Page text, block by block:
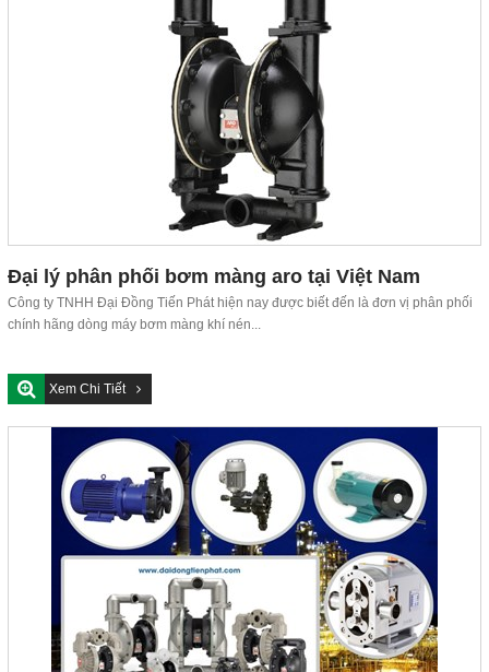
Đại lý phân phối bơm màng aro tại Việt Nam
Công ty TNHH Đại Đồng Tiến Phát hiện nay được biết đến là đơn vị phân phối
chính hãng dòng máy bơm màng khí nén...
Xem Chi Tiết